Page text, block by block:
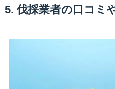
5. 伐採業者の口コミ